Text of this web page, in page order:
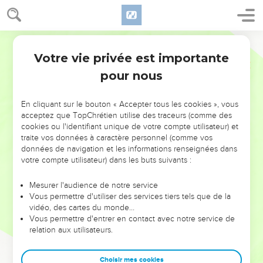
NE MANQUEZ PAS L’ÉVÉNEMENT
DE L’ANNÉE !
ET SI LEURS ERREURS POUVAIENT VOUS ÉVITER LES
VOTRES ?
leur foi ou leur vision. Mais on voit moins les doutes, les erreurs
et les saisons difficiles qu'ils ont traversés, alors même que ce
sont elles qui les ont façonnés.
Dans cette conférence, leaders, entrepreneurs, et responsables
clés pour avancer avec plus de sagesse afin que leurs erreurs
Votre vie privée est importante
pour nous
En cliquant sur le bouton « Accepter tous les cookies », vous
acceptez que TopChrétien utilise des traceurs (comme des
cookies ou l'identifiant unique de votre compte utilisateur) et
traite vos données à caractère personnel (comme vos
données de navigation et les informations renseignées dans
votre compte utilisateur) dans les buts suivants :
Mesurer l'audience de notre service
Vous permettre d'utiliser des services tiers tels que de la
vidéo, des cartes du monde…
Vous permettre d'entrer en contact avec notre service de
relation aux utilisateurs.
Choisir mes cookies